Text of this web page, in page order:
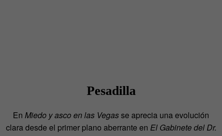
Pesadilla
En Miedo y asco en las Vegasse aprecia una evolución
clara desde el primer plano aberrante en El Gabinete del Dr.